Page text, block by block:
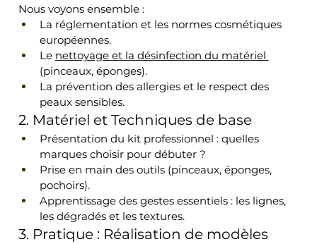
Nous voyons ensemble :
La réglementation et les normes cosmétiques
européennes.
Le nettoyage et la désinfection du matériel
(pinceaux, éponges).
La prévention des allergies et le respect des
peaux sensibles.
2. Matériel et Techniques de base
Présentation du kit professionnel : quelles
marques choisir pour débuter ?
Prise en main des outils (pinceaux, éponges,
pochoirs).
Apprentissage des gestes essentiels : les lignes,
les dégradés et les textures.
3. Pratique : Réalisation de modèles